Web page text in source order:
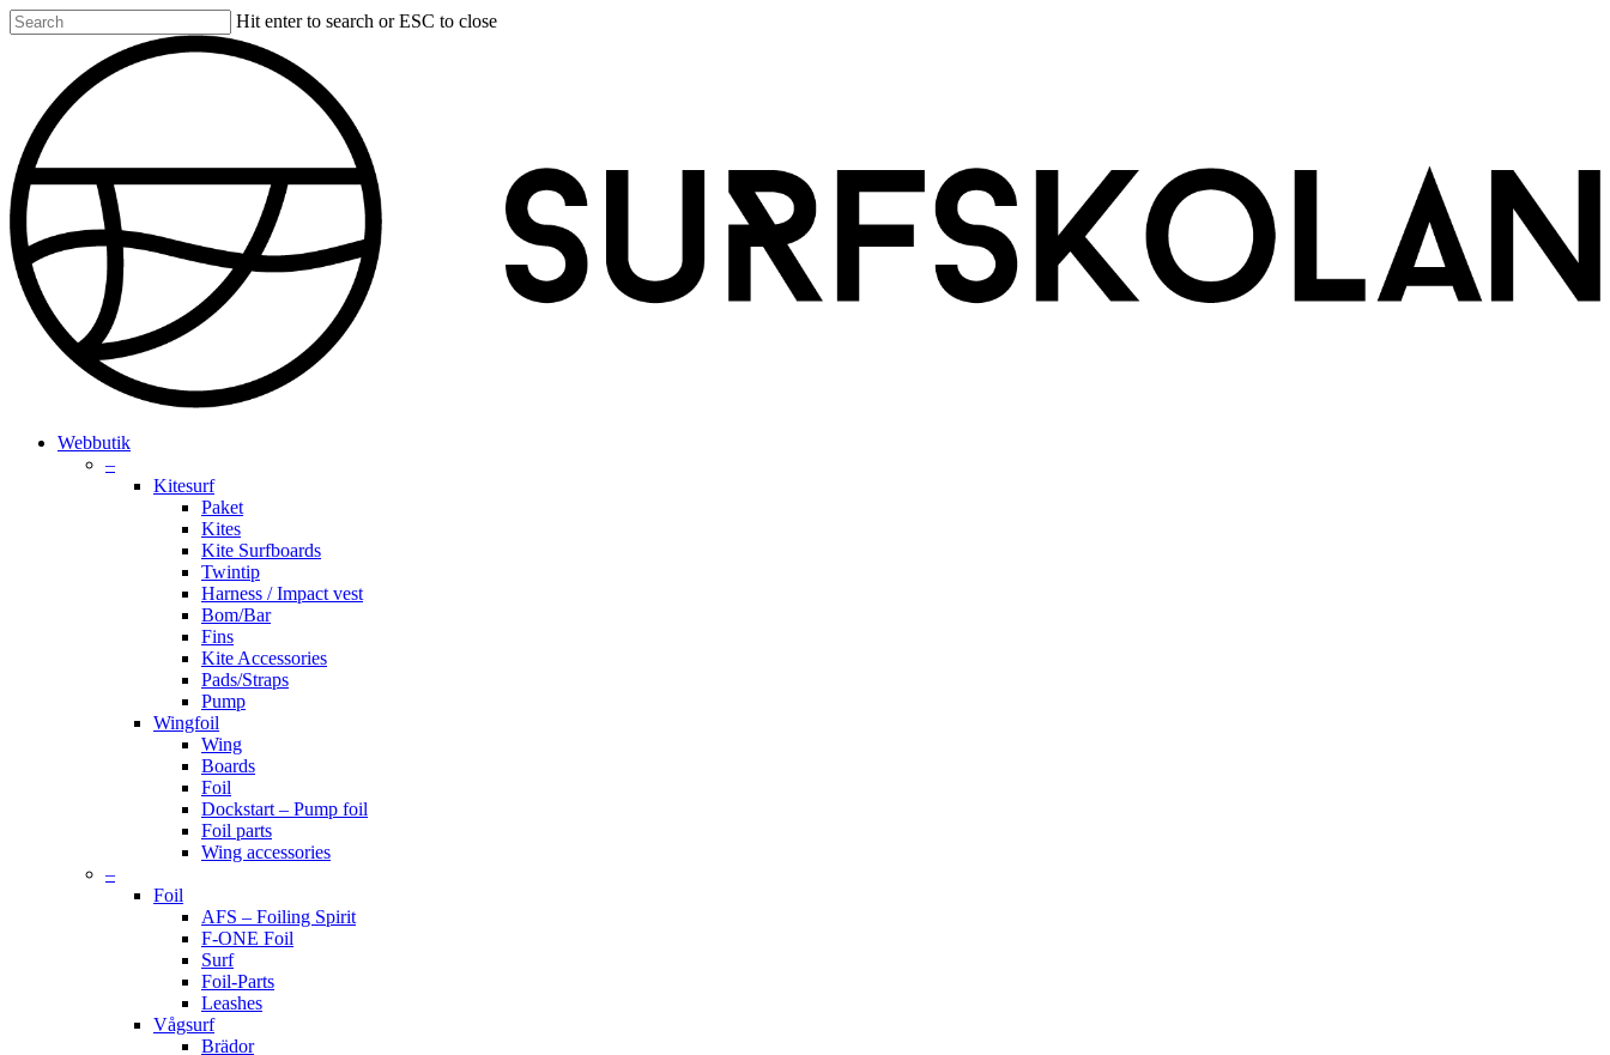
Skip
to
Hit enter to search or ESC to close
search
account
Menu
Webbutik
–
Kitesurf
Paket
Kites
Kite Surfboards
Twintip
Harness / Impact vest
Bom/Bar
Fins
Kite Accessories
Pads/Straps
Pump
Wingfoil
Wing
Boards
Foil
Dockstart – Pump foil
Foil parts
Wing accessories
–
Foil
AFS – Foiling Spirit
F-ONE Foil
Surf
Foil-Parts
Leashes
Vågsurf
Brädor